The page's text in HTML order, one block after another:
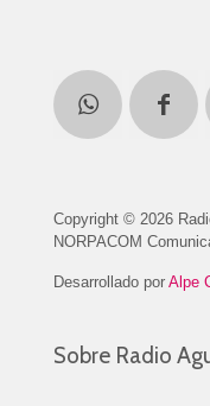
Copyright © 2026
NORPACOM
Desarrollado por Alpe
Sobre Radio